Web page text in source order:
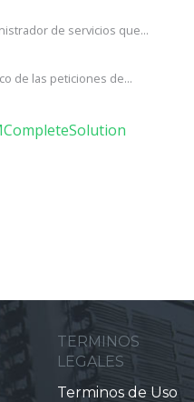
de servicios que...
de las peticiones de...
TERMINOS
LEGALES
Terminos de Uso